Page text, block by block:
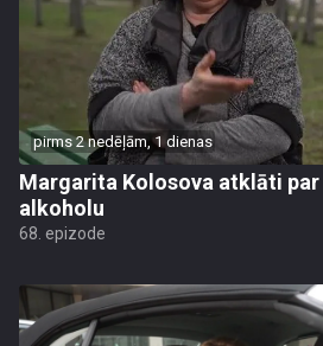
pirms 2 nedēļām, 1 dienas
Margarita Kolosova atklāti
alkoholu
68. epizode